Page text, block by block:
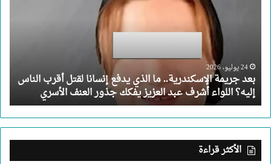
لقتل
أقرب
الناس
إليه؟
اللواء
أشرف
عبد
العزيز
24 يوليو، 2026
بعد جريمة الإسكندرية.. ما الذي يدفع إنسانا لقتل أقرب الناس
إليه؟ اللواء أشرف عبد العزيز يفكك جذور العنف الأسري
الأكثر قراءة